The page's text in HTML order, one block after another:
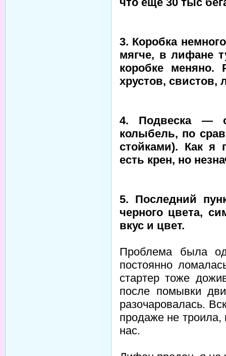
3. Коробка
мягче, в лифане
коробке меняно.
хрустов, свистов,
4. Подвеска —
колыбель, по
стойками). Как я
есть крен, но
5. Последний
черного цвета,
вкус и цвет.
Проблема была
постоянно
стартер тоже
после помывки
разочаровалась.
продаже не троила,
нас.